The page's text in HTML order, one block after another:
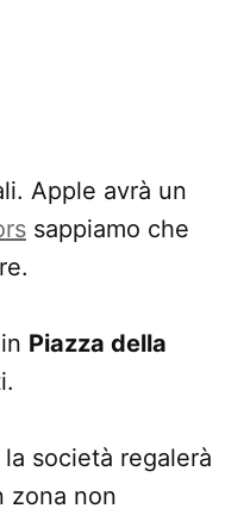
Apple avrà un
sappiamo che
Piazza della
società regalerà
zona non